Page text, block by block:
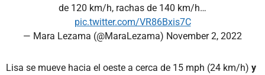
de 120 km/h, rachas de 140 km/h…
pic.twitter.com/VR86Bxis7C
— Mara Lezama (@MaraLezama) November 2, 2022
Lisa se mueve hacia el oeste a cerca de 15 mph (24 km/h) y